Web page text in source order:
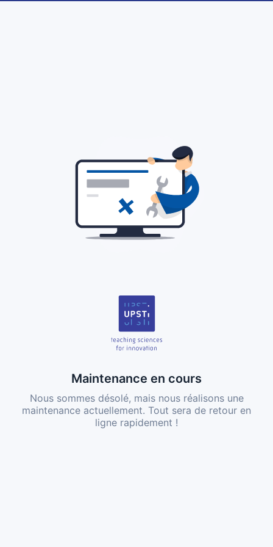
Maintenance en cours
Nous sommes désolé, mais nous réalisons une
maintenance actuellement. Tout sera de retour en
ligne rapidement !